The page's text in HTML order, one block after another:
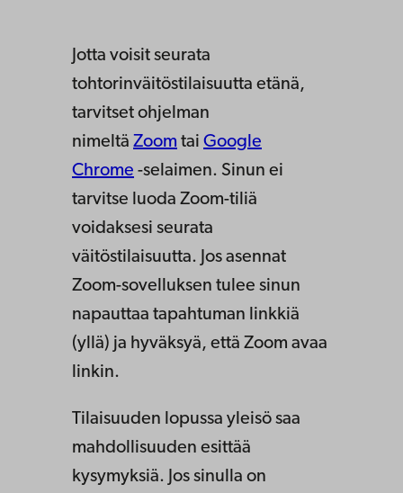
Jotta voisit seurata
tohtorinväitöstilaisuutta etänä,
tarvitset ohjelman
nimeltä Zoom tai Google
Chrome -selaimen. Sinun ei
tarvitse luoda Zoom-tiliä
voidaksesi seurata
väitöstilaisuutta. Jos asennat
Zoom-sovelluksen tulee sinun
napauttaa tapahtuman linkkiä
(yllä) ja hyväksyä, että Zoom avaa
linkin.
Tilaisuuden lopussa yleisö saa
mahdollisuuden esittää
kysymyksiä. Jos sinulla on